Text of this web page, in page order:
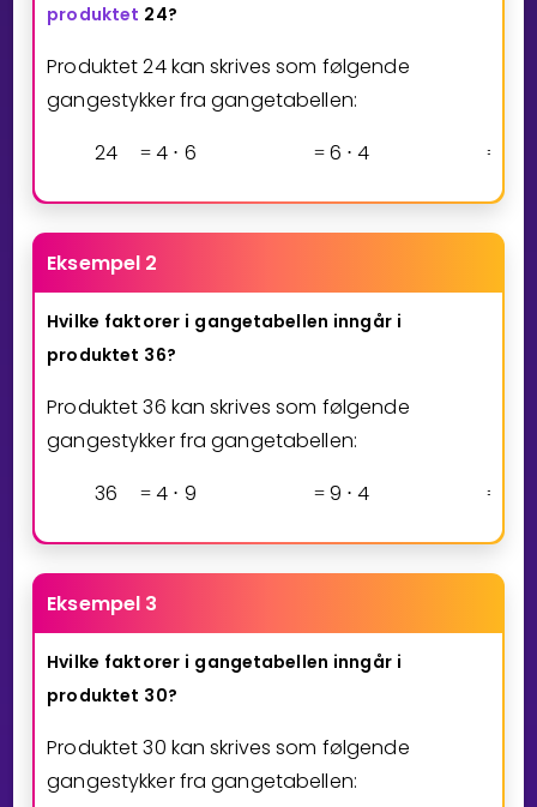
produktet 24?
Produktet 24 kan skrives som følgende
gangestykker fra gangetabellen:
24 = 4 ⋅ 6 = 6 ⋅ 4 =
Eksempel 2
Hvilke faktorer i gangetabellen inngår i
produktet 36?
Produktet 36 kan skrives som følgende
gangestykker fra gangetabellen:
36 = 4 ⋅ 9 = 9 ⋅ 4 =
Eksempel 3
Hvilke faktorer i gangetabellen inngår i
produktet 30?
Produktet 30 kan skrives som følgende
gangestykker fra gangetabellen: